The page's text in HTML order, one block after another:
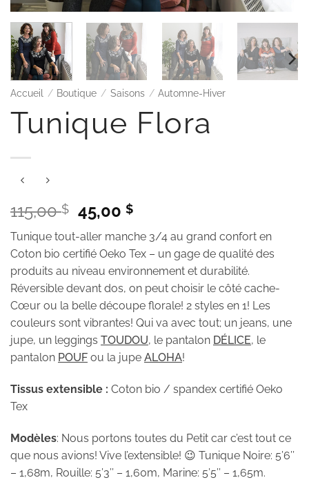
Accueil / Boutique / Saisons / Automne-Hiver
Tunique Flora
115,00$
Le
prix
initial
était :
115,00 $.
45,00$Le
prix
actuel
est :
45,00 $.
Tunique tout-aller manche 3/4 au grand confort en
Coton bio certifié Oeko Tex – un gage de qualité des
produits au niveau environnement et durabilité.
Réversible devant dos, on peut choisir le côté cache-
Cœur ou la belle découpe florale! 2 styles en 1! Les
couleurs sont vibrantes! Qui va avec tout; un jeans, une
jupe, un leggings TOUDOU, le pantalon DÉLICE, le
pantalon POUF ou la jupe ALOHA!
Tissus extensible : Coton bio / spandex certifié Oeko
Tex
Modèles: Nous portons toutes du Petit car c’est tout ce
que nous avions! Vive l’extensible! 😉 Tunique Noire: 5’6’’
– 1,68m, Rouille: 5’3’’ – 1,60m, Marine: 5’5’’ – 1,65m.